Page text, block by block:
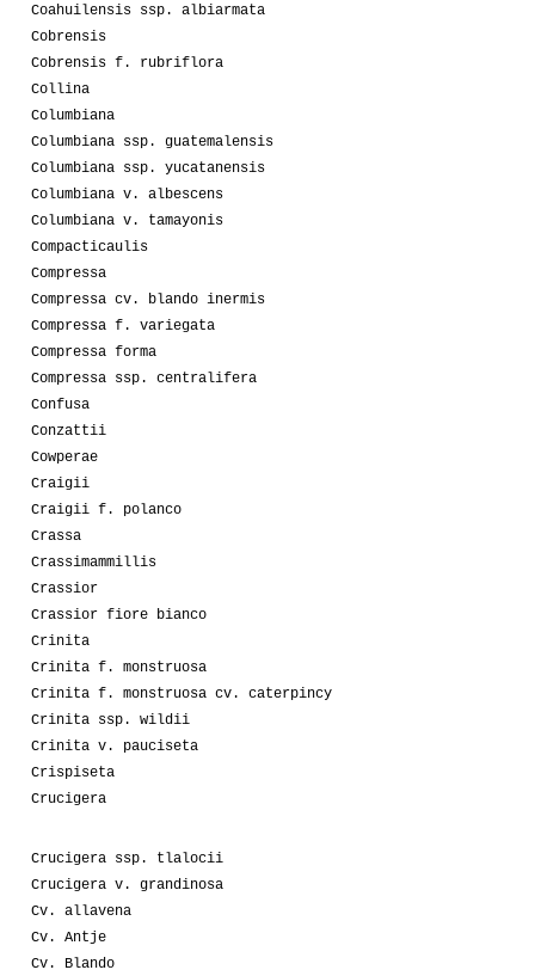
Coahuilensis ssp. albiarmata
Cobrensis
Cobrensis f. rubriflora
Collina
Columbiana
Columbiana ssp. guatemalensis
Columbiana ssp. yucatanensis
Columbiana v. albescens
Columbiana v. tamayonis
Compacticaulis
Compressa
Compressa cv. blando inermis
Compressa f. variegata
Compressa forma
Compressa ssp. centralifera
Confusa
Conzattii
Cowperae
Craigii
Craigii f. polanco
Crassa
Crassimammillis
Crassior
Crassior fiore bianco
Crinita
Crinita f. monstruosa
Crinita f. monstruosa cv. caterpincy
Crinita ssp. wildii
Crinita v. pauciseta
Crispiseta
Crucigera
Crucigera ssp. tlalocii
Crucigera v. grandinosa
Cv. allavena
Cv. Antje
Cv. Blando